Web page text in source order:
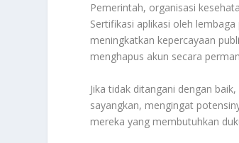
Pemerintah, organisasi
Sertifikasi aplikasi oleh
meningkatkan kepercayaan
menghapus akun secara
Jika tidak ditangani dengan
sayangkan, mengingat
mereka yang membutuhkan